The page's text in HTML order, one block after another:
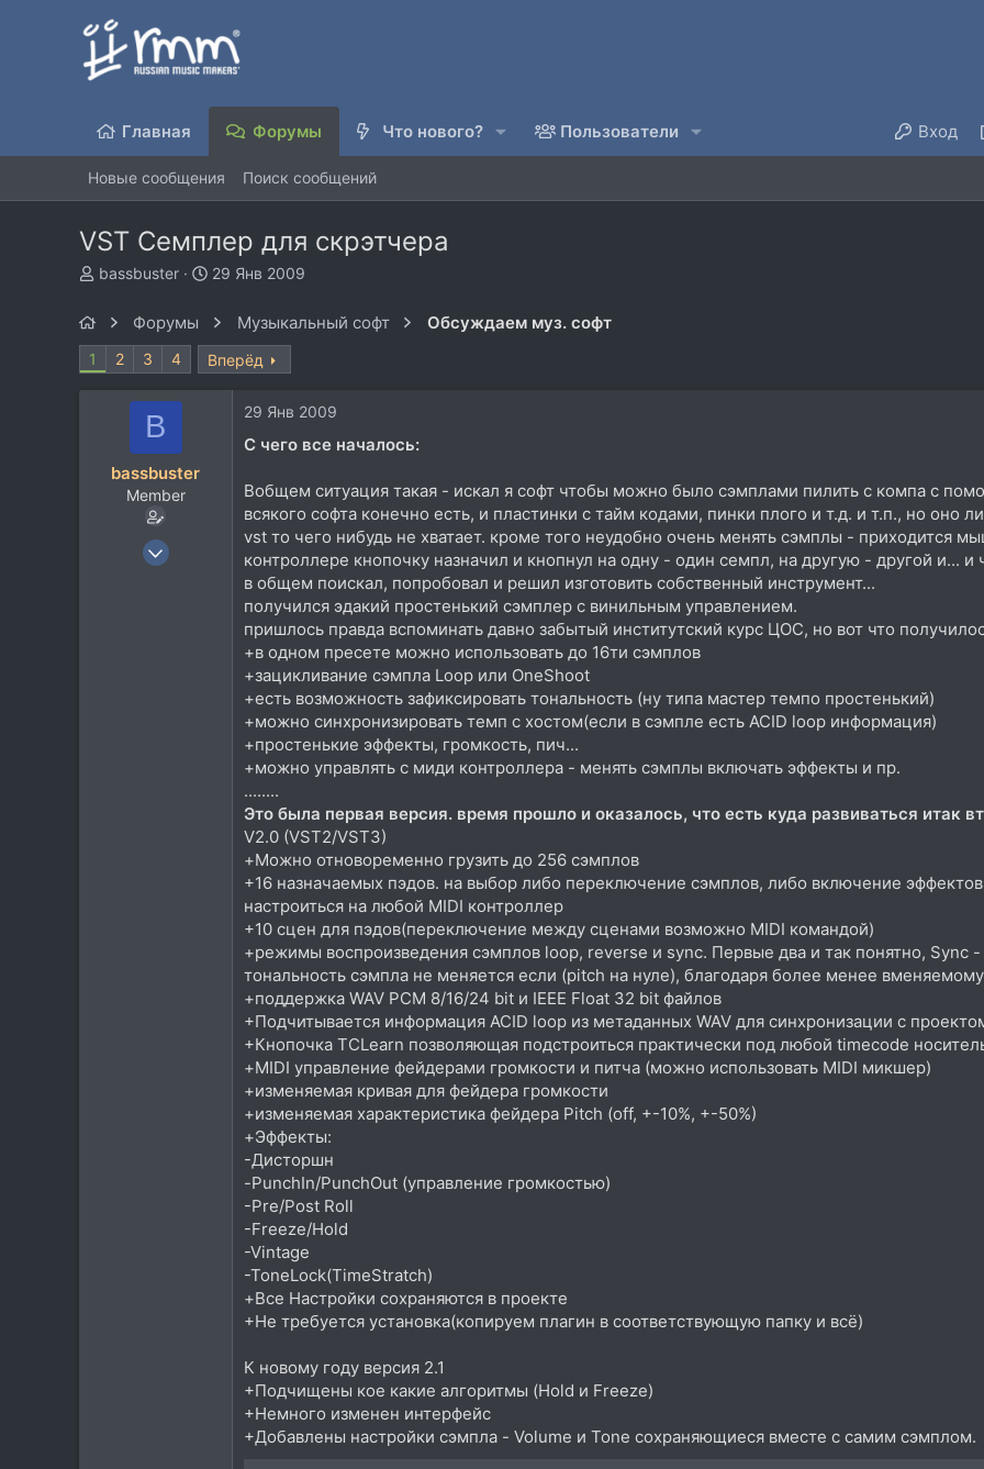
Главная Форумы Что нового? Пользователи Вход
Новые сообщения Поиск сообщений
VST Семплер для скрэтчера
А
т
bassbuster
Д
т
н
а
29 Янв 2009
Форумы Музыкальный софт Обсуждаем муз. софт
1 2 3 4 Вперёд
B
bassbuster
Member
5 Июн 2007
29 Янв 2009
С чего все началось:
Вобщем ситуация такая - искал я софт чтобы можно было сэмплами пилить с компа с
всякого софта конечно есть, и пластинки с тайм кодами, пинки плого и т.д. и т.п., но оно
vst то чего нибудь не хватает. кроме того неудобно очень менять сэмплы - приходится
контроллере кнопочку назначил и кнопнул на одну - один семпл, на другую - другой и... и
в общем поискал, попробовал и решил изготовить собственный инструмент...
получился эдакий простенький сэмплер с винильным управлением.
пришлось правда вспоминать давно забытый институтский курс ЦОС, но вот что
+в одном пресете можно использовать до 16ти сэмплов
+зацикливание сэмпла Loop или OneShoot
+есть возможность зафиксировать тональность (ну типа мастер темпо простенький)
+можно синхронизировать темп с хостом(если в сэмпле есть ACID loop информация)
+простенькие эффекты, громкость, пич...
+можно управлять с миди контроллера - менять сэмплы включать эффекты и пр.
........
Это была первая версия. время прошло и оказалось, что есть куда развиваться итак
V2.0 (VST2/VST3)
+Можно отновоременно грузить до 256 сэмплов
+16 назначаемых пэдов. на выбор либо переключение сэмплов, либо включение
настроиться на любой MIDI контроллер
+10 сцен для пэдов(переключение между сценами возможно MIDI командой)
+режимы воспроизведения сэмплов loop, reverse и sync. Первые два и так понятно, Sync
тональность сэмпла не меняется если (pitch на нуле), благодаря более менее
+поддержка WAV PCM 8/16/24 bit и IEEE Float 32 bit файлов
+Подчитывается информация ACID loop из метаданных WAV для синхронизации с
+Кнопочка TCLearn позволяющая подстроиться практически под любой timecode
+MIDI управление фейдерами громкости и питча (можно использовать MIDI микшер)
+изменяемая кривая для фейдера громкости
+изменяемая характеристика фейдера Pitch (off, +-10%, +-50%)
+Эффекты:
-Дисторшн
-PunchIn/PunchOut (управление громкостью)
-Pre/Post Roll
-Freeze/Hold
-Vintage
-ToneLock(TimeStratch)
+Все Настройки сохраняются в проекте
+Не требуется установка(копируем плагин в соответствующую папку и всё)
К новому году версия 2.1
+Подчищены кое какие алгоритмы (Hold и Freeze)
+Немного изменен интерфейс
+Добавлены настройки сэмпла - Volume и Tone сохраняющиеся вместе с самим сэмплом.